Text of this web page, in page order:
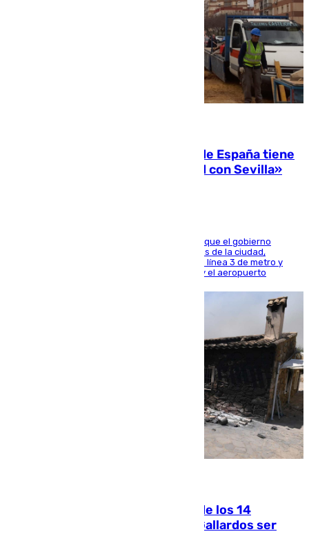
Javier Fernández: «El Gobierno de España tiene
una preocupación y una prioridad con Sevilla»
El presidente de la Diputación de Sevilla alega que el gobierno
central está apostando por las infraestructuras de la ciudad,
habiendo destinado 650 millones de euros a la línea 3 de metro y
300 a la rede de cercanías entre Santa Justa y el aeropuerto
La Justicia ofrece a las familias de los 14
fallecidos en el incendio de Los Gallardos ser